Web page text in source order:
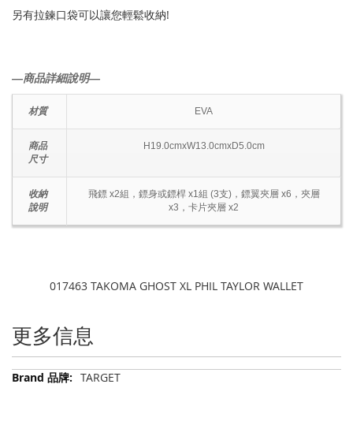
另有拉鍊口袋可以讓您輕鬆收納!
―商品詳細說明―
材質 EVA
商品
尺寸
H19.0cmxW13.0cmxD5.0cm
收納
說明
飛鏢 x2組，鏢身或鏢桿 x1組 (3支)，鏢翼夾層 x6，夾層
x3，卡片夾層 x2
017463 TAKOMA GHOST XL PHIL TAYLOR WALLET
更多信息
更
TARGET